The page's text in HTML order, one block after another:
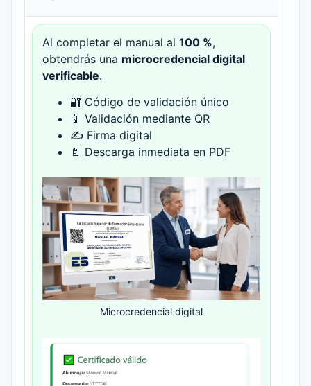
Al completar el manual al 100 %,
obtendrás una microcredencial digital
verificable.
🔐 Código de validación único
📱 Validación mediante QR
✍ Firma digital
📄 Descarga inmediata en PDF
Microcredencial digital